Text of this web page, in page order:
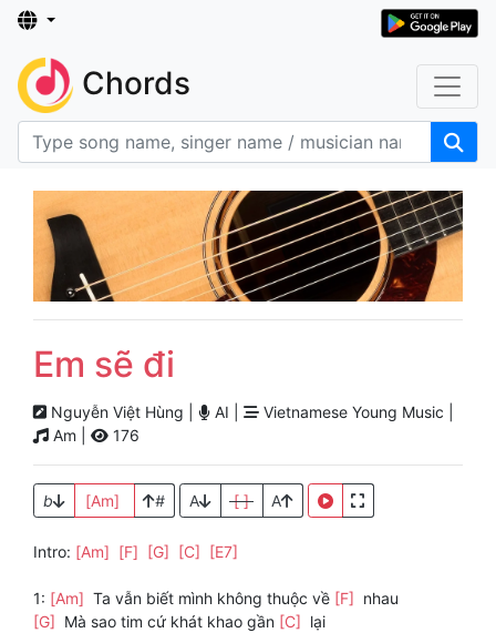
Chords
Em sẽ đi
Nguyễn Việt Hùng | AI |
Vietnamese Young Music |
Am |
176
b [Am] # A [ ] A
Intro: [Am] [F] [G] [C] [E7]
1: [Am] Ta vẫn biết mình không thuộc về [F] nhau
[G] Mà sao tim cứ khát khao gần [C] lại